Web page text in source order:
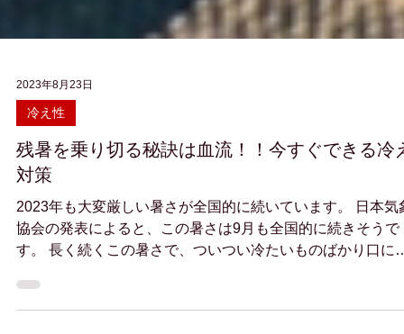
2023年8月23日
冷え性
残暑を乗り切る秘訣は血流！！今すぐできる冷
対策
2023年も大変厳しい暑さが全国的に続いています。 日本気
す。 長く続くこの暑さで、ついつい冷たいものばかり口に
ていませんか？ 冷たいものばかり口にしていると、内臓が